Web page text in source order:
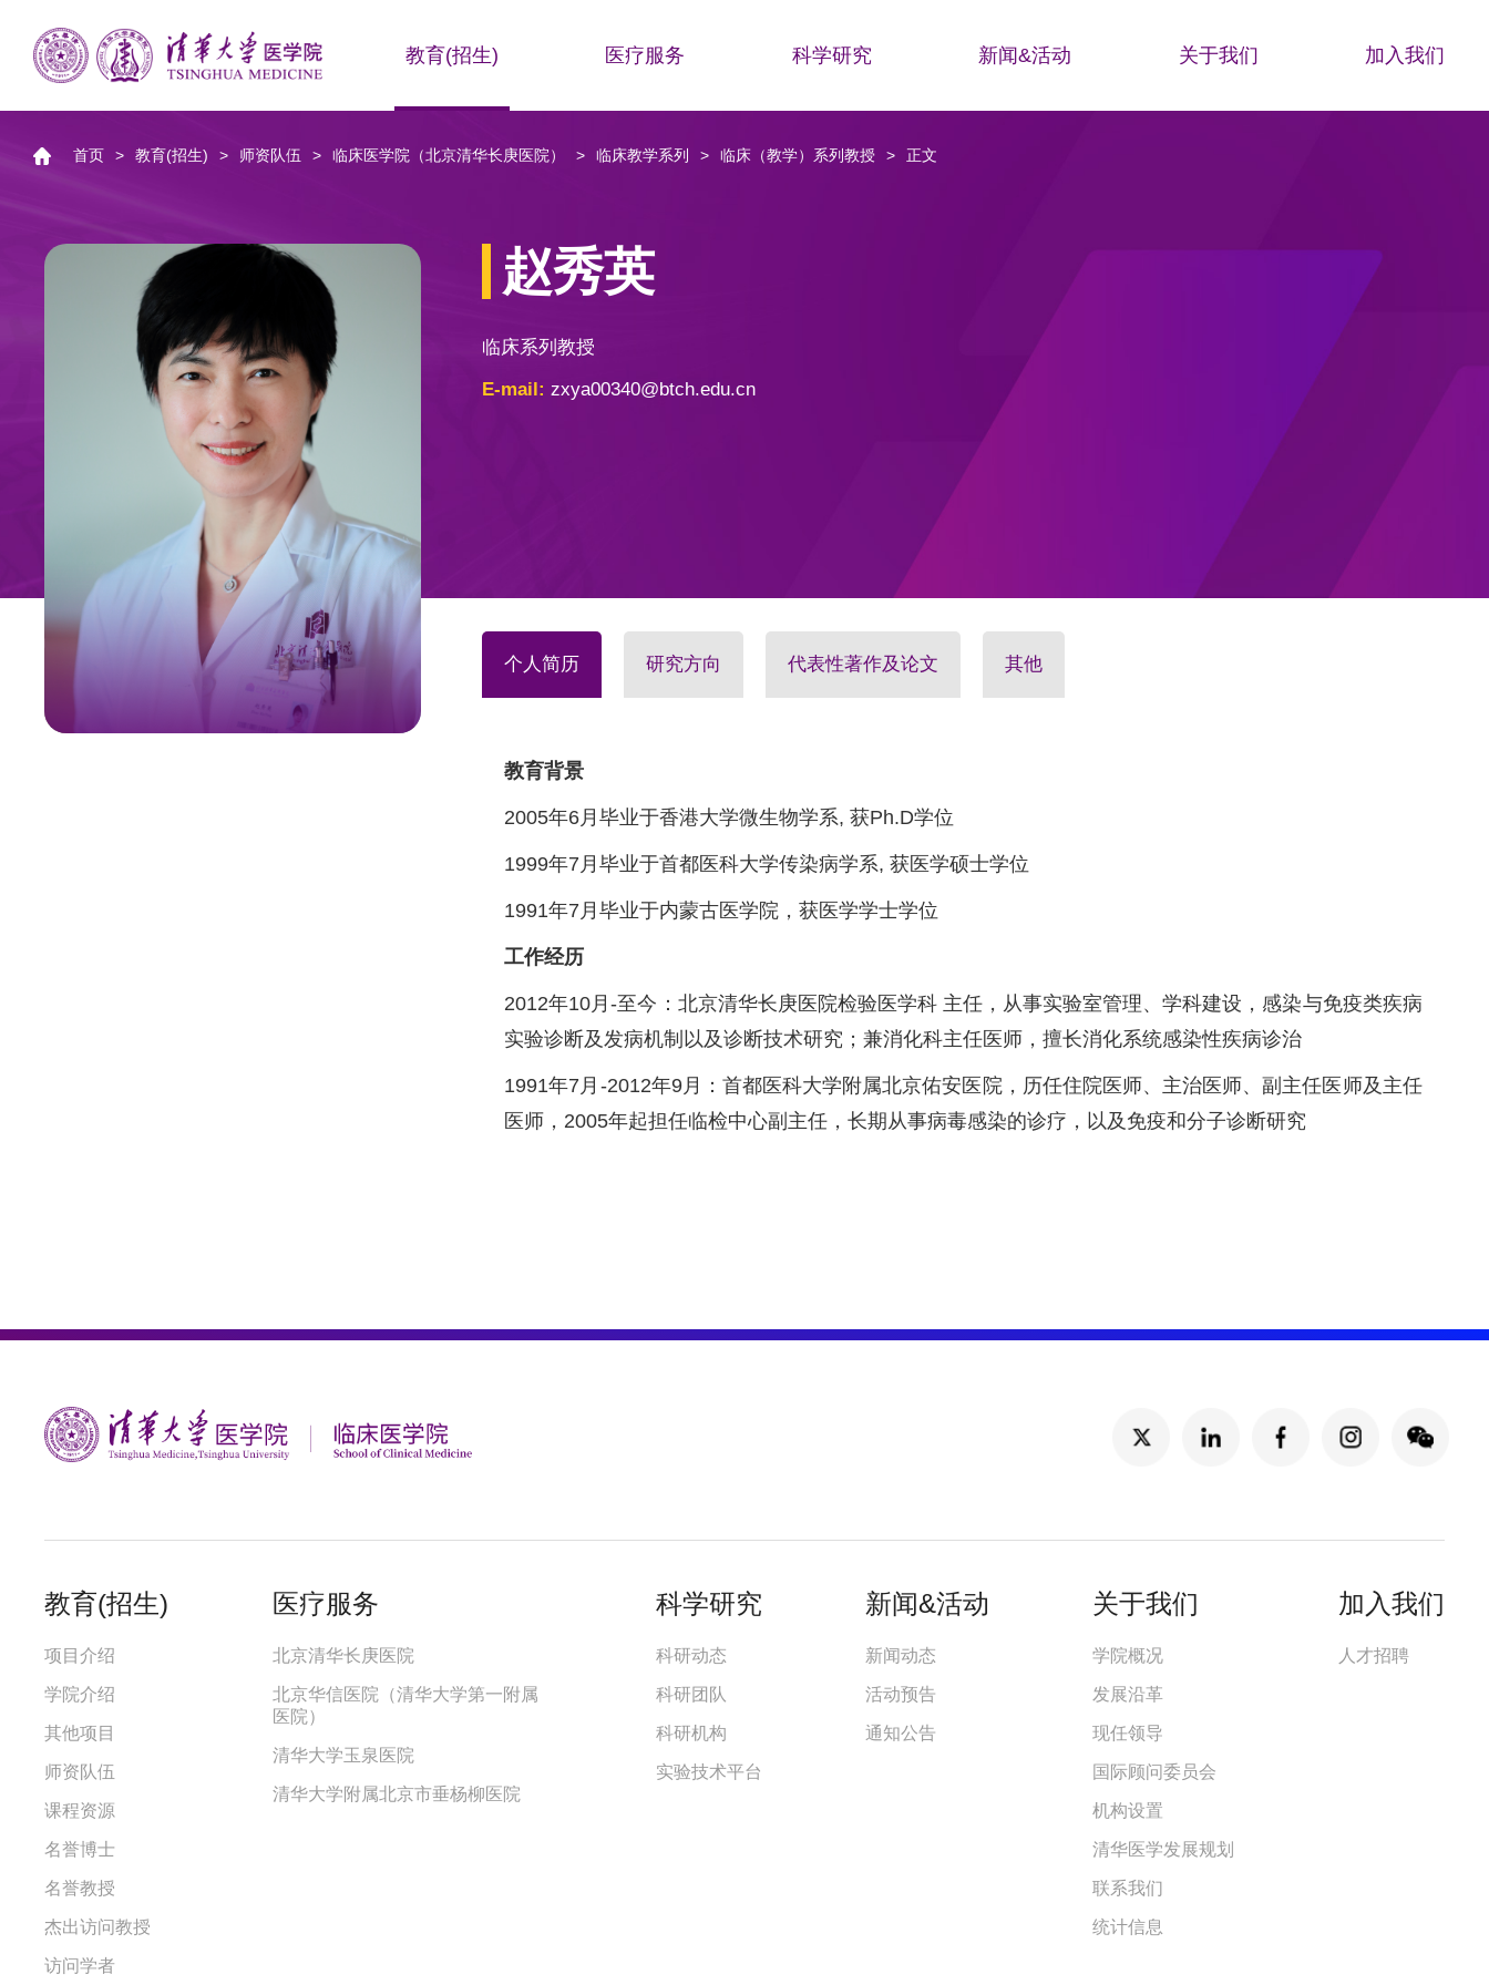
教育(招生) 医疗服务 科学研究 新闻&活动 关于我们 加入我们
首页 > 教育(招生) > 师资队伍 > 临床医学院（北京清华长庚医院） > 临床教学系列 > 临床（教学）系列教授 > 正文
赵秀英
临床系列教授
E-mail:zxya00340@btch.edu.cn
个人简历 研究方向 代表性著作及论文 其他
教育背景
2005年6月毕业于香港大学微生物学系, 获Ph.D学位
1999年7月毕业于首都医科大学传染病学系, 获医学硕士学位
1991年7月毕业于内蒙古医学院，获医学学士学位
工作经历
2012年10月-至今：北京清华长庚医院检验医学科 主任，从事实验室管理、学科建设，感染与免疫类疾病
实验诊断及发病机制以及诊断技术研究；兼消化科主任医师，擅长消化系统感染性疾病诊治
1991年7月-2012年9月：首都医科大学附属北京佑安医院，历任住院医师、主治医师、副主任医师及主任
医师，2005年起担任临检中心副主任，长期从事病毒感染的诊疗，以及免疫和分子诊断研究
教育(招生)
项目介绍
学院介绍
其他项目
师资队伍
课程资源
名誉博士
名誉教授
杰出访问教授
访问学者
医疗服务
北京清华长庚医院
北京华信医院（清华大学第一附属
医院）
清华大学玉泉医院
清华大学附属北京市垂杨柳医院
科学研究
科研动态
科研团队
科研机构
实验技术平台
新闻&活动
新闻动态
活动预告
通知公告
关于我们
学院概况
发展沿革
现任领导
国际顾问委员会
机构设置
清华医学发展规划
联系我们
统计信息
加入我们
人才招聘